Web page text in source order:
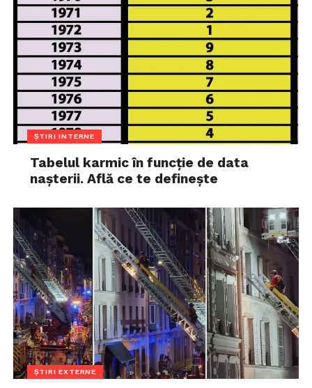
ȘTIRI INTERNE
Tabelul karmic în funcție de data
nașterii. Află ce te definește
ȘTIRI EXTERNE